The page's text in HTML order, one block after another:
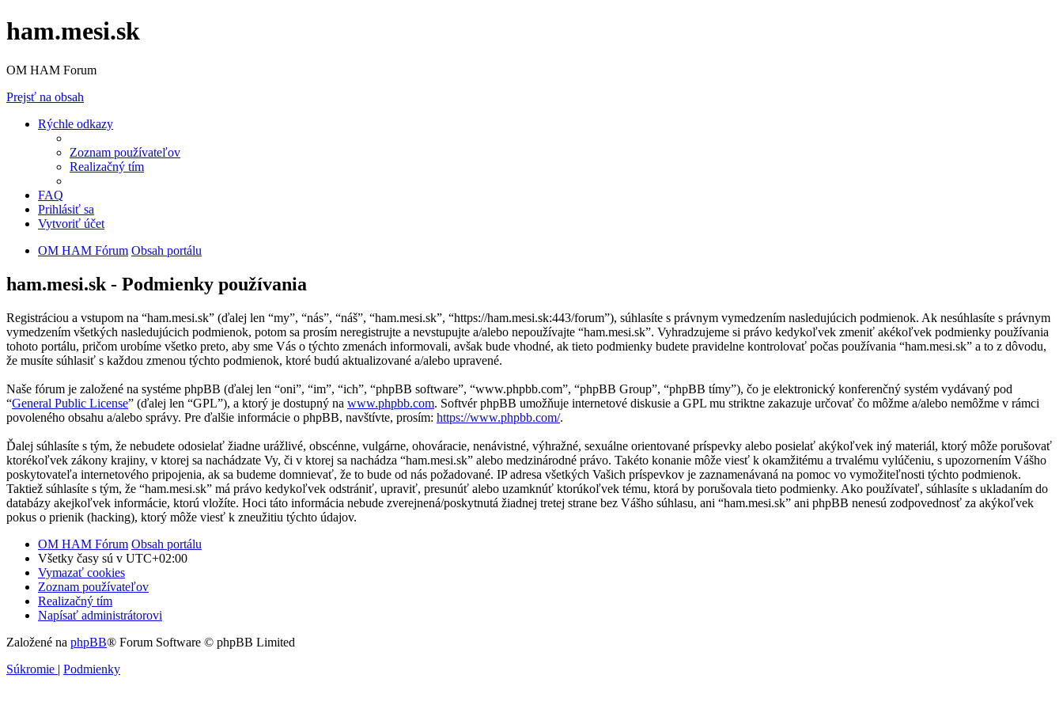
ham.mesi.sk
OM HAM Forum
Prejsť na obsah
Rýchle odkazy
Zoznam používateľov
Realizačný tím
FAQ
Prihlásiť sa
Vytvoriť účet
OM HAM Fórum Obsah portálu
ham.mesi.sk - Podmienky používania
Registráciou a vstupom na “ham.mesi.sk” (ďalej len “my”, “nás”, “náš”, “ham.mesi.sk”, “https://ham.mesi.sk:443/forum”), súhlasíte s právnym vymedzením nasledujúcich podmienok. Ak nesúhlasíte s právnym
vymedzením všetkých nasledujúcich podmienok, potom sa prosím neregistrujte a nevstupujte a/alebo nepoužívajte “ham.mesi.sk”. Vyhradzujeme si právo kedykoľvek zmeniť akékoľvek podmienky používania
tohoto portálu, pričom urobíme všetko preto, aby sme Vás o týchto zmenách informovali, avšak bude vhodné, ak tieto podmienky budete pravidelne kontrolovať počas používania “ham.mesi.sk” a to z dôvodu,
že musíte súhlasiť s každou zmenou týchto podmienok, ktoré budú aktualizované a/alebo upravené.
Naše fórum je založené na systéme phpBB (ďalej len “oni”, “im”, “ich”, “phpBB software”, “www.phpbb.com”, “phpBB Group”, “phpBB tímy”), čo je elektronický konferenčný systém vydávaný pod
“General Public License” (ďalej len “GPL”), a ktorý je dostupný na www.phpbb.com. Softvér phpBB umožňuje internetové diskusie a GPL mu striktne zakazuje určovať čo môžme a/alebo nemôžme v rámci
povoleného obsahu a/alebo správy. Pre ďalšie informácie o phpBB, navštívte, prosím: https://www.phpbb.com/.
Ďalej súhlasíte s tým, že nebudete odosielať žiadne urážlivé, obscénne, vulgárne, ohováracie, nenávistné, výhražné, sexuálne orientované príspevky alebo posielať akýkoľvek iný materiál, ktorý môže porušovať
ktorékoľvek zákony krajiny, v ktorej sa nachádzate Vy, či v ktorej sa nachádza “ham.mesi.sk” alebo medzinárodné právo. Takéto konanie môže viesť k okamžitému a trvalému vylúčeniu, s upozornením Vášho
poskytovateľa internetového pripojenia, ak sa budeme domnievať, že to bude od nás požadované. IP adresa všetkých Vašich príspevkov je zaznamenávaná na pomoc vo vymožiteľnosti týchto podmienok.
Taktiež súhlasíte s tým, že “ham.mesi.sk” má právo kedykoľvek odstrániť, upraviť, presunúť alebo uzamknúť ktorúkoľvek tému, ktorá by porušovala tieto podmienky. Ako používateľ, súhlasíte s ukladaním do
databázy akejkoľvek informácie, ktorú vložíte. Hoci táto informácia nebude zverejnená/poskytnutá žiadnej tretej strane bez Vášho súhlasu, ani “ham.mesi.sk” ani phpBB nenesú zodpovednosť za akýkoľvek
pokus o prienik (hacking), ktorý môže viesť k zneužitiu týchto údajov.
OM HAM Fórum Obsah portálu
Všetky časy sú v UTC+02:00
Vymazať cookies
Zoznam používateľov
Realizačný tím
Napísať administrátorovi
Založené na phpBB® Forum Software © phpBB Limited
Súkromie | Podmienky